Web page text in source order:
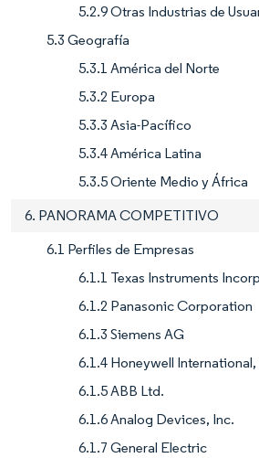
5.2.9 Otras Industrias de
5.3 Geografía
5.3.1 América del Norte
5.3.2 Europa
5.3.3 Asia-Pacífico
5.3.4 América Latina
5.3.5 Oriente Medio y África
6. PANORAMA COMPETITIVO
6.1 Perfiles de Empresas
6.1.1 Texas Instruments
6.1.2 Panasonic Corporation
6.1.3 Siemens AG
6.1.4 Honeywell International,
6.1.5 ABB Ltd.
6.1.6 Analog Devices, Inc.
6.1.7 General Electric